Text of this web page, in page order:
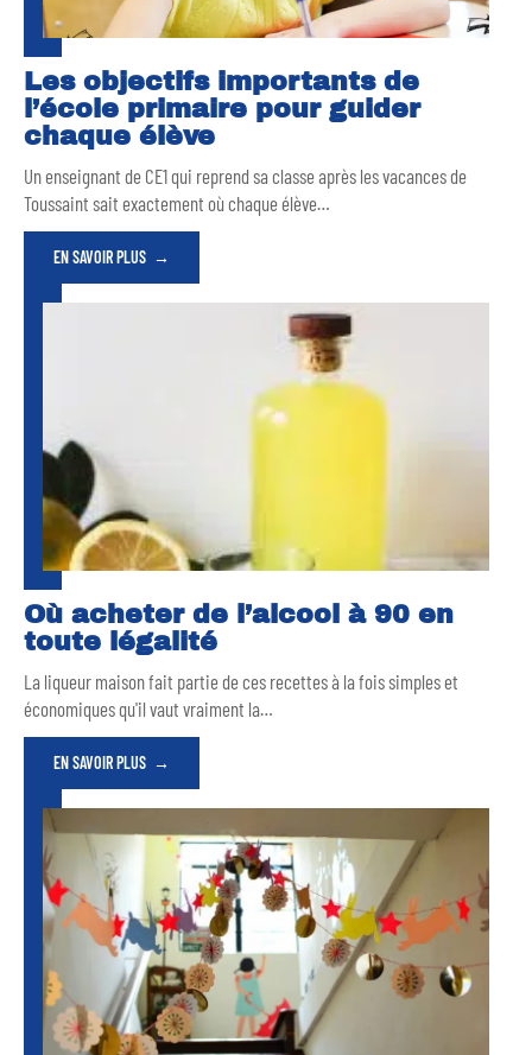
Les objectifs importants de
l’école primaire pour guider
chaque élève
Un enseignant de CE1 qui reprend sa classe après les vacances de
Toussaint sait exactement où chaque élève…
EN SAVOIR PLUS
Où acheter de l’alcool à 90 en
toute légalité
La liqueur maison fait partie de ces recettes à la fois simples et
économiques qu'il vaut vraiment la…
EN SAVOIR PLUS